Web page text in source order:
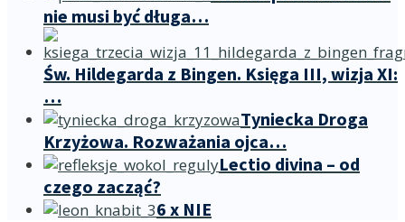
nie musi być długa…
Św. Hildegarda z Bingen. Księga III, wizja XI:
…
Tyniecka Droga
Krzyżowa. Rozważania ojca…
Lectio divina – od
czego zacząć?
6 x NIE